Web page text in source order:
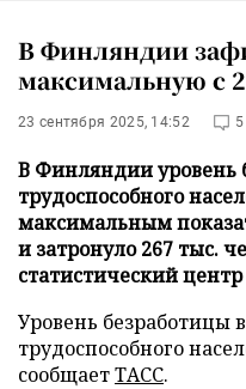
В Финляндии
максимальную с
23 сентября 2025, 14:52 5
В Финляндии уровень
трудоспособного
максимальным
и затронуло 267 тыс.
статистический
Уровень безработицы
трудоспособного
сообщаетТАСС.